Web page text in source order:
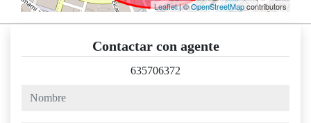
Leaflet| ©OpenStreetMapcontributors
Contactar con agente
635706372
nombre